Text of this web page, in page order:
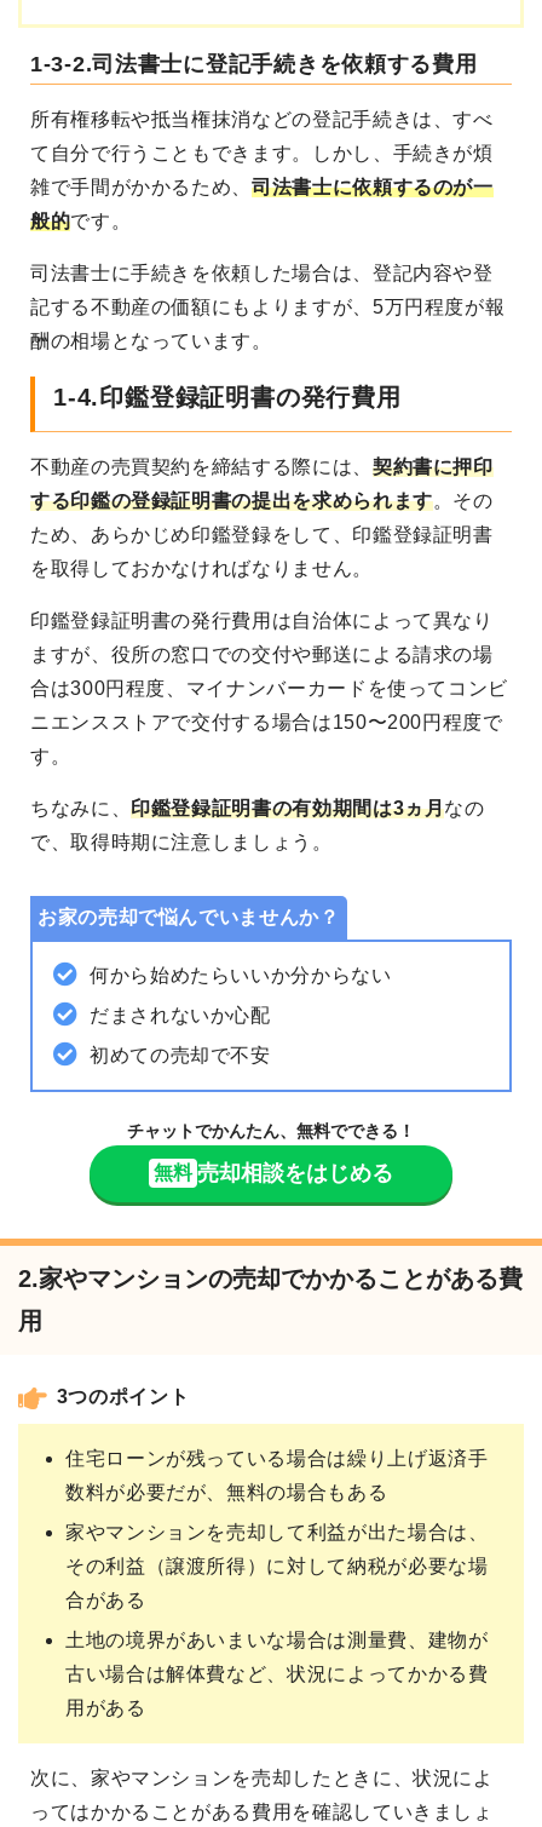
1-3-2.司法書士に登記手続きを依頼する費用
所有権移転や抵当権抹消などの登記手続きは、すべ
て自分で行うこともできます。しかし、手続きが煩
雑で手間がかかるため、司法書士に依頼するのが一
般的です。
司法書士に手続きを依頼した場合は、登記内容や登
記する不動産の価額にもよりますが、5万円程度が報
酬の相場となっています。
1-4.印鑑登録証明書の発行費用
不動産の売買契約を締結する際には、 契約書に押印
する印鑑の登録証明書の提出を求められます。その
ため、あらかじめ印鑑登録をして、印鑑登録証明書
を取得しておかなければなりません。
印鑑登録証明書の発行費用は自治体によって異なり
ますが、役所の窓口での交付や郵送による請求の場
合は300円程度、マイナンバーカードを使ってコンビ
ニエンスストアで交付する場合は150〜200円程度で
す。
ちなみに、印鑑登録証明書の有効期間は3ヵ月なの
で、取得時期に注意しましょう。
お家の売却で悩んでいませんか？
何から始めたらいいか分からない
だまされないか心配
初めての売却で不安
チャットでかんたん、無料でできる！
無料 売却相談をはじめる
2.家やマンションの売却でかかることがある費
用
3つのポイント
住宅ローンが残っている場合は繰り上げ返済手
数料が必要だが、無料の場合もある
家やマンションを売却して利益が出た場合は、
その利益（譲渡所得）に対して納税が必要な場
合がある
土地の境界があいまいな場合は測量費、建物が
古い場合は解体費など、状況によってかかる費
用がある
次に、家やマンションを売却したときに、状況によ
ってはかかることがある費用を確認していきましょ